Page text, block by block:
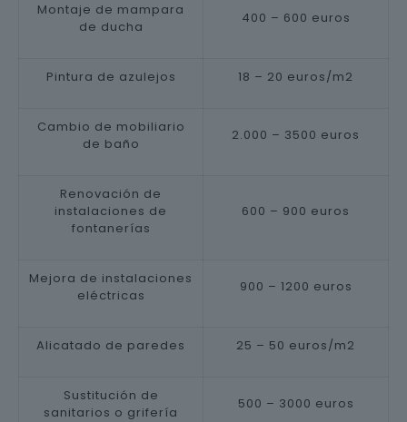
Montaje de mampara
de ducha
400 – 600 euros
Pintura de azulejos 18 – 20 euros/m2
Cambio de mobiliario
de baño
2.000 – 3500 euros
Renovación de
instalaciones de
fontanerías
600 – 900 euros
Mejora de instalaciones
eléctricas
900 – 1200 euros
Alicatado de paredes 25 – 50 euros/m2
Sustitución de
sanitarios o grifería
500 – 3000 euros